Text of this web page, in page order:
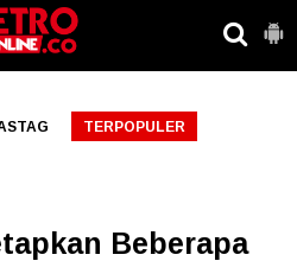
TERPOPULER
Beberapa